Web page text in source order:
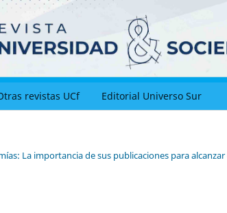
revistas UCf Editorial Universo Sur
La importancia de sus publicaciones para